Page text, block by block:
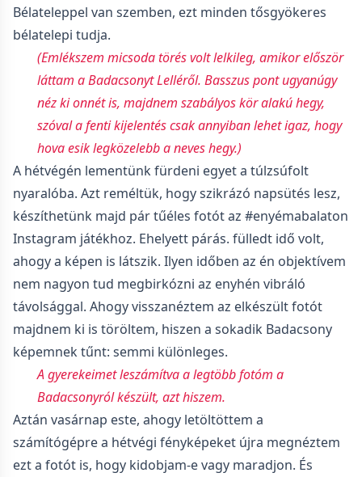
Bélateleppel van szemben, ezt minden tősgyökeres
bélatelepi tudja.
(Emlékszem micsoda törés volt lelkileg, amikor először
láttam a Badacsonyt Lelléről. Basszus pont ugyanúgy
néz ki onnét is, majdnem szabályos kör alakú hegy,
szóval a fenti kijelentés csak annyiban lehet igaz, hogy
hova esik legközelebb a neves hegy.)
A hétvégén lementünk fürdeni egyet a túlzsúfolt
nyaralóba. Azt reméltük, hogy szikrázó napsütés lesz,
készíthetünk majd pár tűéles fotót az #enyémabalaton
Instagram játékhoz. Ehelyett párás. fülledt idő volt,
ahogy a képen is látszik. Ilyen időben az én objektívem
nem nagyon tud megbirkózni az enyhén vibráló
távolsággal. Ahogy visszanéztem az elkészült fotót
majdnem ki is töröltem, hiszen a sokadik Badacsony
képemnek tűnt: semmi különleges.
A gyerekeimet leszámítva a legtöbb fotóm a
Badacsonyról készült, azt hiszem.
Aztán vasárnap este, ahogy letöltöttem a
számítógépre a hétvégi fényképeket újra megnéztem
ezt a fotót is, hogy kidobjam-e vagy maradjon. És